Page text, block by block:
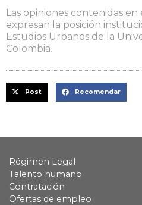
Las opiniones contenidas
expresan la posición
Estudios Urbanos de la
Colombia.
Post Recomendar
Régimen Legal
Talento humano
Contratación
Ofertas de empleo